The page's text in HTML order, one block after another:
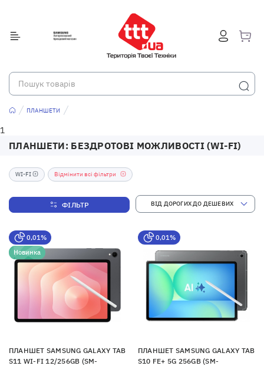
ПЛАНШЕТИ
1
ПЛАНШЕТИ: БЕЗДРОТОВІ МОЖЛИВОСТІ (WI-FI)
0,01%
Новинка
ПЛАНШЕТ SAMSUNG GALAXY TAB
S11 WI-FI 12/256GB (SM-
0,01%
ПЛАНШЕТ SAMSUNG GALAXY TAB
S10 FE+ 5G 256GB (SM-
WI-FI Відмінити всі фільтри
ФІЛЬТР